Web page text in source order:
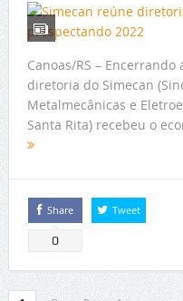
Canoas/RS –
diretoria do Simecan
Metalmecânicas e
Santa Rita) recebeu o
Share
0
Tweet